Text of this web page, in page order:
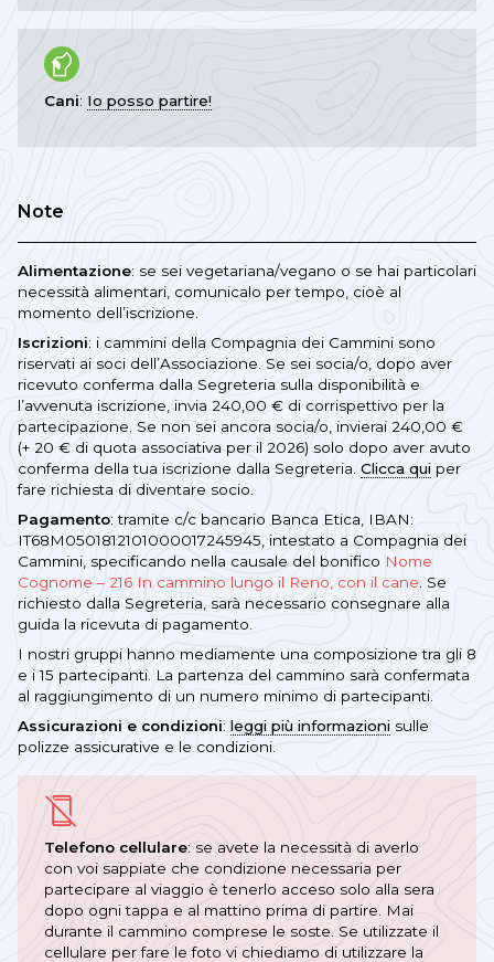
Cani: Io posso partire!
Note
Alimentazione: se sei vegetariana/vegano o se hai particolari
necessità alimentari, comunicalo per tempo, cioè al
momento dell’iscrizione.
Iscrizioni: i cammini della Compagnia dei Cammini sono
riservati ai soci dell’Associazione. Se sei socia/o, dopo aver
ricevuto conferma dalla Segreteria sulla disponibilità e
l’avvenuta iscrizione, invia 240,00 € di corrispettivo per la
partecipazione. Se non sei ancora socia/o, invierai 240,00 €
(+ 20 € di quota associativa per il 2026) solo dopo aver avuto
conferma della tua iscrizione dalla Segreteria. Clicca qui per
fare richiesta di diventare socio.
Pagamento: tramite c/c bancario Banca Etica, IBAN:
IT68M0501812101000017245945, intestato a Compagnia dei
Cammini, specificando nella causale del bonifico Nome
Cognome – 216 In cammino lungo il Reno, con il cane . Se
richiesto dalla Segreteria, sarà necessario consegnare alla
guida la ricevuta di pagamento.
I nostri gruppi hanno mediamente una composizione tra gli 8
e i 15 partecipanti. La partenza del cammino sarà confermata
al raggiungimento di un numero minimo di partecipanti.
Assicurazioni e condizioni: leggi più informazioni sulle
polizze assicurative e le condizioni.
Telefono cellulare: se avete la necessità di averlo
con voi sappiate che condizione necessaria per
partecipare al viaggio è tenerlo acceso solo alla sera
dopo ogni tappa e al mattino prima di partire. Mai
durante il cammino comprese le soste. Se utilizzate il
cellulare per fare le foto vi chiediamo di utilizzare la